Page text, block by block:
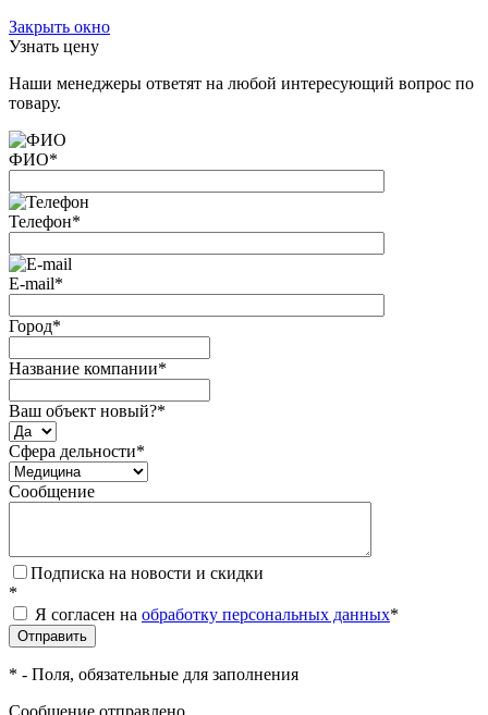
Закрыть окно
Узнать цену
Наши менеджеры ответят на любой интересующий вопрос по
товару.
ФИО*
Телефон*
E-mail*
Город*
Название компании*
Ваш объект новый?*
Сфера дельности*
Сообщение
Подписка на новости и скидки
*
Я согласен на обработку персональных данных*
* - Поля, обязательные для заполнения
Сообщение отправлено